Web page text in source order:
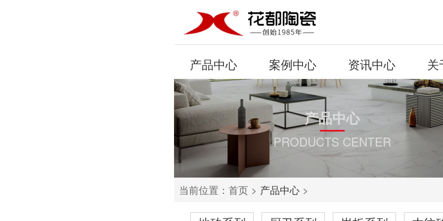
产品中心 案例中心 资讯中心
产品中心
PRODUCTS CENTER
当前位置： 首页 > 产品中心 >